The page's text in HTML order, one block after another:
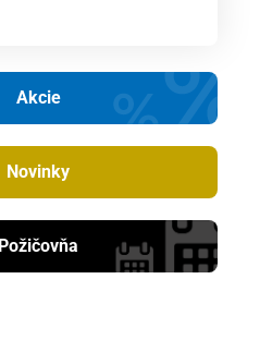
Akcie
Novinky
Požičovňa